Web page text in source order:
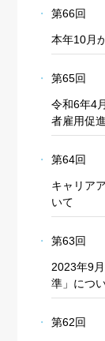
第66回
本年10月
第65回
令和6年4
者雇用促
第64回
キャリア
いて
第63回
2023年9
準」につ
第62回